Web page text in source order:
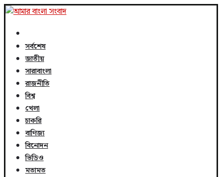
সর্বশেষ
জাতীয়
সারাবাংলা
রাজনীতি
বিশ্ব
খেলা
চাকরি
বাণিজ্য
বিনোদন
ভিডিও
মতামত